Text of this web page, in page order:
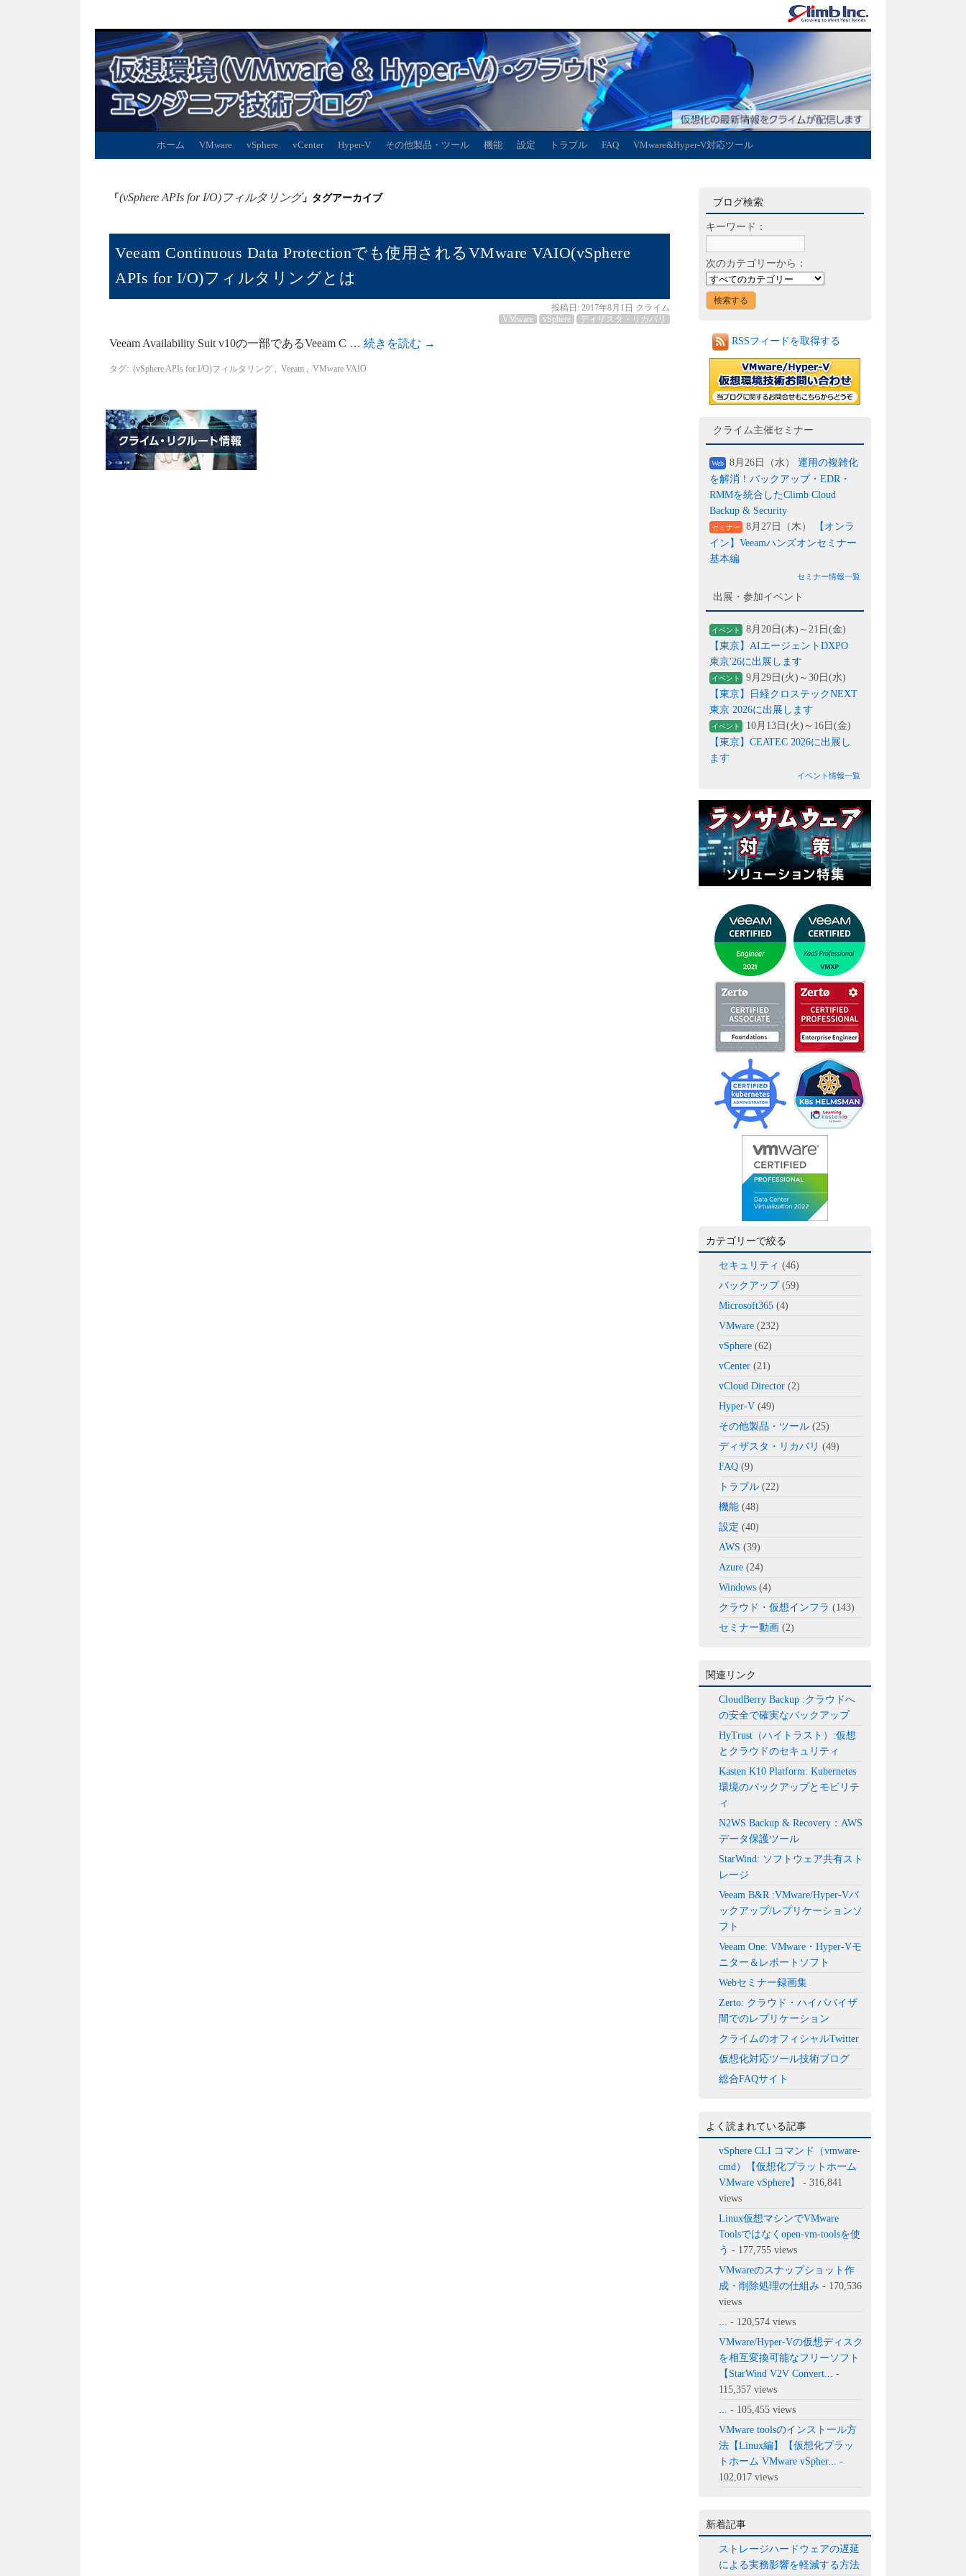
ホーム VMware vSphere vCenter Hyper-V その他製品・ツール 機能 設定 トラブル FAQ VMware&Hyper-V対応ツール
「 (vSphere APIs for I/O)フィルタリング」タグアーカイブ
Veeam Continuous Data Protectionでも使用されるVMware VAIO(vSphere
APIs for I/O)フィルタリングとは
投稿日: 2017年8月1日 クライム
VMware
vSphere ディザスタ・リカバリ
Veeam Availability Suit v10の一部であるVeeam C … 続きを読む →
タグ: (vSphere APIs for I/O)フィルタリング , Veeam , VMware VAIO
ブログ検索
キーワード：
次のカテゴリーから：
RSSフィードを取得する
クライム主催セミナー
Web 8月26日（水） 運用の複雑化
を解消！バックアップ・EDR・
RMMを統合したClimb Cloud
Backup & Security
セミナー 8月27日（木）
【オンラ
イン】Veeamハンズオンセミナー
基本編
セミナー情報一覧
出展・参加イベント
イベント
8月20日(木)～21日(金)
【東京】AIエージェントDXPO
東京'26に出展します
イベント
9月29日(火)～30日(水)
【東京】日経クロステックNEXT
東京 2026に出展します
イベント
10月13日(火)～16日(金)
【東京】CEATEC 2026に出展し
ます
イベント情報一覧
カテゴリーで絞る
セキュリティ (46)
バックアップ(59)
Microsoft365 (4)
VMware (232)
vSphere (62)
vCenter (21)
vCloud Director (2)
Hyper-V (49)
その他製品・ツール (25)
ディザスタ・リカバリ (49)
FAQ (9)
トラブル (22)
機能 (48)
設定 (40)
AWS (39)
Azure (24)
Windows (4)
クラウド・仮想インフラ (143)
セミナー動画 (2)
関連リンク
CloudBerry Backup :クラウドへ
の安全で確実なバックアップ
HyTrust（ハイトラスト）:仮想
とクラウドのセキュリティ
Kasten K10 Platform: Kubernetes
環境のバックアップとモビリテ
ィ
N2WS Backup & Recovery：AWS
データ保護ツール
StarWind: ソフトウェア共有スト
レージ
Veeam B&R :VMware/Hyper-Vバ
ックアップ/レプリケーションソ
フト
Veeam One: VMware・Hyper-Vモ
ニター＆レポートソフト
Webセミナー録画集
Zerto: クラウド・ハイパバイザ
間でのレプリケーション
クライムのオフィシャルTwitter
仮想化対応ツール技術ブログ
総合FAQサイト
よく読まれている記事
vSphere CLI コマンド（vmware-
cmd）【仮想化プラットホーム
VMware vSphere】
- 316,841
views
Linux仮想マシンでVMware
Toolsではなくopen-vm-toolsを使
う - 177,755 views
VMwareのスナップショット作
成・削除処理の仕組み - 170,536
views
- 120,574 views
VMware/Hyper-Vの仮想ディスク
を相互変換可能なフリーソフト
【StarWind V2V Convert...
-
115,357 views
- 105,455 views
VMware toolsのインストール方
法【Linux編】【仮想化プラッ
トホーム VMware vSpher...
-
102,017 views
新着記事
ストレージハードウェアの遅延
による実務影響を軽減する方法